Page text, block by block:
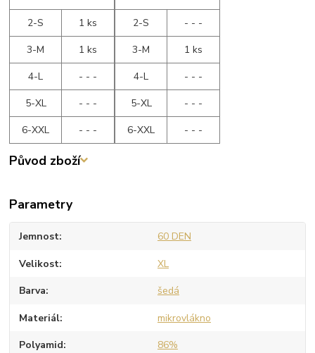
2-S
1 ks
3-M
1 ks
4-L
- - -
5-XL
- - -
6-XXL
- - -
2-S
- - -
3-M
1 ks
4-L
- - -
5-XL
- - -
6-XXL
- - -
Původ zboží
Parametry
Jemnost 60 DEN
Velikost XL
Barva šedá
Materiál mikrovlákno
Polyamid 86%